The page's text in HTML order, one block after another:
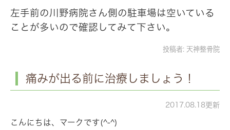
左手前の川野病院さん側の駐車場は空いている
ことが多いので確認してみて下さい。
投稿者: 天神整骨院
痛みが出る前に治療しましょう！
2017.08.18更新
こんにちは、マークです(^-^)